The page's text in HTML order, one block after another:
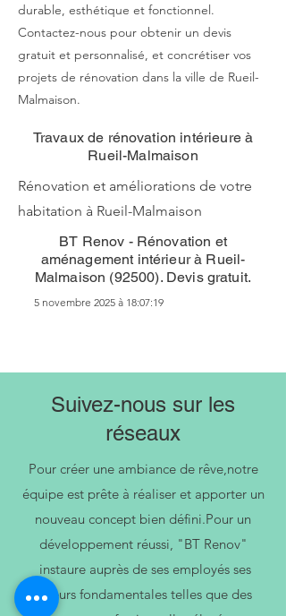
durable, esthétique et fonctionnel.
Contactez-nous pour obtenir un devis
gratuit et personnalisé, et concrétiser vos
projets de rénovation dans la ville de Rueil-
Malmaison.
Travaux de rénovation intérieure à
Rueil-Malmaison
Rénovation et améliorations de votre
habitation à Rueil-Malmaison
BT Renov - Rénovation et
aménagement intérieur à Rueil-
Malmaison (92500). Devis gratuit.
5 novembre 2025 à 18:07:19
Suivez-nous sur les
réseaux
Pour créer une ambiance de rêve,notre
équipe est prête à réaliser et apporter un
nouveau concept bien défini.Pour un
développement réussi, "BT Renov"
instaure auprès de ses employés ses
valeurs fondamentales telles que des